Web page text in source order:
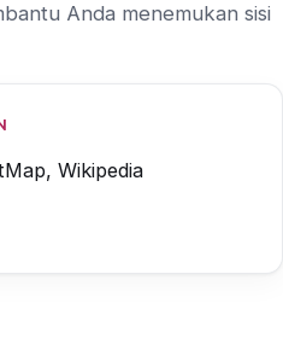
Anda menemukan sisi
Wikipedia